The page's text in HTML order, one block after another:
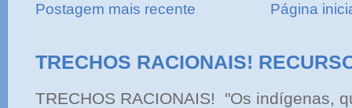
Postagem mais recente Página
TRECHOS RACIONAIS!
TRECHOS RACIONAIS! "Os indígenas,